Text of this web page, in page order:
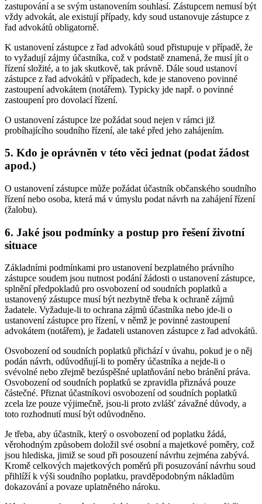
zastupování a se svým ustanovením souhlasí. Zástupcem nemusí být
vždy advokát, ale existují případy, kdy soud ustanovuje zástupce z
řad advokátů obligatorně.
K ustanovení zástupce z řad advokátů soud přistupuje v případě, že
to vyžadují zájmy účastníka, což v podstatě znamená, že musí jít o
řízení složité, a to jak skutkově, tak právně. Dále soud ustanoví
zástupce z řad advokátů v případech, kde je stanoveno povinné
zastoupení advokátem (notářem). Typicky jde např. o povinné
zastoupení pro dovolací řízení.
O ustanovení zástupce lze požádat soud nejen v rámci již
probíhajícího soudního řízení, ale také před jeho zahájením.
5. Kdo je oprávněn v této věci jednat (podat žádost
apod.)
O ustanovení zástupce může požádat účastník občanského soudního
řízení nebo osoba, která má v úmyslu podat návrh na zahájení řízení
(žalobu).
6. Jaké jsou podmínky a postup pro řešení životní
situace
Základními podmínkami pro ustanovení bezplatného právního
zástupce soudem jsou nutnost podání žádosti o ustanovení zástupce,
splnění předpokladů pro osvobození od soudních poplatků a
ustanovený zástupce musí být nezbytně třeba k ochraně zájmů
žadatele. Vyžaduje-li to ochrana zájmů účastníka nebo jde-li o
ustanovení zástupce pro řízení, v němž je povinné zastoupení
advokátem (notářem), je žadateli ustanoven zástupce z řad advokátů.
Osvobození od soudních poplatků přichází v úvahu, pokud je o něj
podán návrh, odůvodňují-li to poměry účastníka a nejde-li o
svévolné nebo zřejmě bezúspěšné uplatňování nebo bránění práva.
Osvobození od soudních poplatků se zpravidla přiznává pouze
částečné. Přiznat účastníkovi osvobození od soudních poplatků
zcela lze pouze výjimečně, jsou-li proto zvlášť závažné důvody, a
toto rozhodnutí musí být odůvodněno.
Je třeba, aby účastník, který o osvobození od poplatku žádá,
věrohodným způsobem doložil své osobní a majetkové poměry, což
jsou hlediska, jimiž se soud při posouzení návrhu zejména zabývá.
Kromě celkových majetkových poměrů při posuzování návrhu soud
přihlíží k výši soudního poplatku, pravděpodobným nákladům
dokazování a povaze uplatněného nároku.